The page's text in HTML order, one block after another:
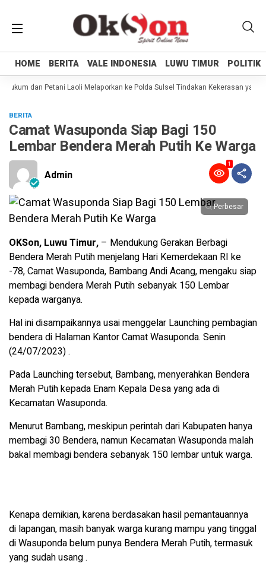
HOME BERITA VALE INDONESIA LUWU TIMUR POLITIK
HOME BERITA VALE INDONESIA LUWU TIMUR POLITIK
dan Petani Laoli Melaporkan ke Polda Sulsel Tindakan Kekerasan yang
BERITA
Camat Wasuponda Siap Bagi 150
Lembar Bendera Merah Putih Ke Warga
Admin
1
Perbesar
OKSon, Luwu Timur, – Mendukung Gerakan Berbagi
Bendera Merah Putih menjelang Hari Kemerdekaan RI ke
-78, Camat Wasuponda, Bambang Andi Acang, mengaku siap
membagi bendera Merah Putih sebanyak 150 Lembar
kepada warganya.
Hal ini disampaikannya usai menggelar Launching pembagian
bendera di Halaman Kantor Camat Wasuponda. Senin
(24/07/2023) .
Pada Launching tersebut, Bambang, menyerahkan Bendera
Merah Putih kepada Enam Kepala Desa yang ada di
Kecamatan Wasuponda.
Menurut Bambang, meskipun perintah dari Kabupaten hanya
membagi 30 Bendera, namun Kecamatan Wasuponda malah
bakal membagi bendera sebanyak 150 lembar untuk warga.
Kenapa demikian, karena berdasakan hasil pemantauannya
di lapangan, masih banyak warga kurang mampu yang tinggal
di Wasuponda belum punya Bendera Merah Putih, termasuk
yang sudah usang .